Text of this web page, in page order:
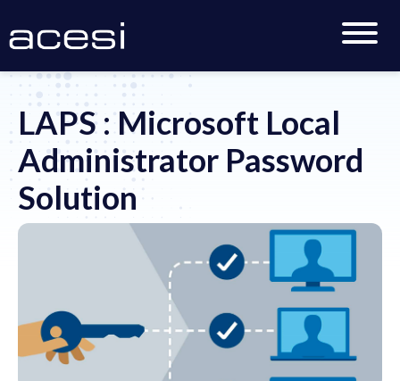
Accueil >Actualités
Administrator Password Solution
LAPS : Microsoft Local
Administrator Password
Solution